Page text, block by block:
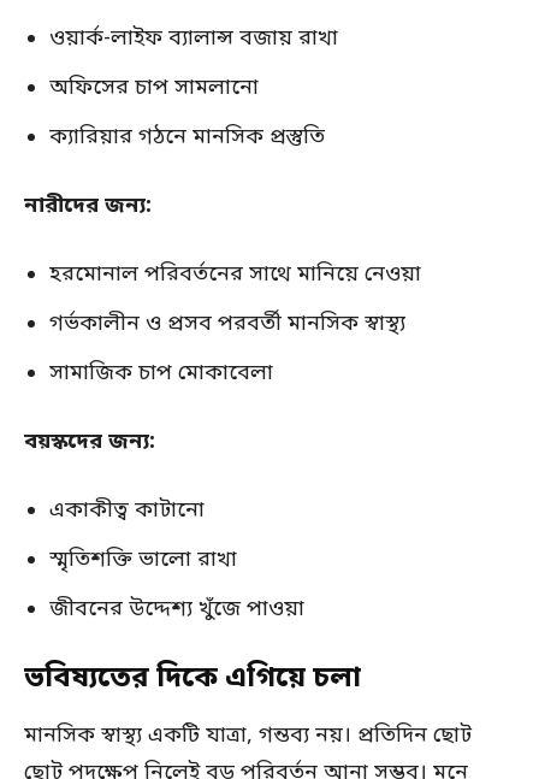
ওয়ার্ক-লাইফ ব্যালান্স বজায় রাখা
অফিসের চাপ সামলানো
ক্যারিয়ার গঠনে মানসিক প্রস্তুতি
নারীদের জন্য:
হরমোনাল পরিবর্তনের সাথে মানিয়ে নেওয়া
গর্ভকালীন ও প্রসব পরবর্তী মানসিক স্বাস্থ্য
সামাজিক চাপ মোকাবেলা
বয়স্কদের জন্য:
একাকীত্ব কাটানো
স্মৃতিশক্তি ভালো রাখা
জীবনের উদ্দেশ্য খুঁজে পাওয়া
ভবিষ্যতের দিকে এগিয়ে চলা
মানসিক স্বাস্থ্য একটি যাত্রা, গন্তব্য নয়। প্রতিদিন ছোট
ছোট পদক্ষেপ নিলেই বড় পরিবর্তন আনা সম্ভব। মনে